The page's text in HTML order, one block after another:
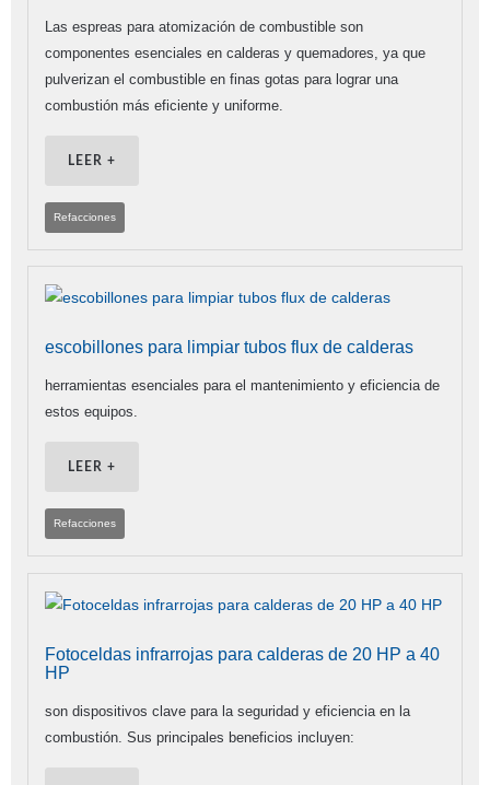
Las espreas para atomización de combustible son
componentes esenciales en calderas y quemadores, ya que
pulverizan el combustible en finas gotas para lograr una
combustión más eficiente y uniforme.
LEER +
Refacciones
escobillones para limpiar tubos flux de calderas
herramientas esenciales para el mantenimiento y eficiencia de
estos equipos.
LEER +
Refacciones
Fotoceldas infrarrojas para calderas de 20 HP a 40
HP
son dispositivos clave para la seguridad y eficiencia en la
combustión. Sus principales beneficios incluyen: